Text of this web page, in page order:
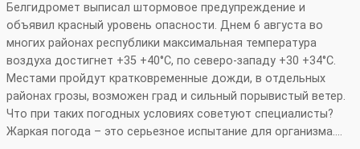
Белгидромет выписал штормовое предупреждение и
объявил красный уровень опасности. Днем 6 августа во
многих районах республики максимальная температура
воздуха достигнет +35 +40°С, по северо-западу +30 +34°С.
Местами пройдут кратковременные дожди, в отдельных
районах грозы, возможен град и сильный порывистый ветер.
Что при таких погодных условиях советуют специалисты?
Жаркая погода – это серьезное испытание для организма.…